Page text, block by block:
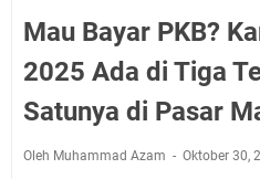
Dicabut Dari
Kelaparan
Salat Lima
juga Tempat
Mau Bayar PKB?
2025 Ada di Tiga
Satunya di Pasar
Oleh Muhammad Azam Oktober 30,